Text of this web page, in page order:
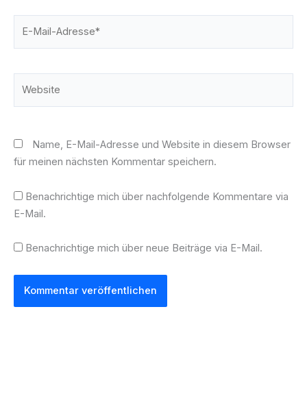
Name, E-Mail-Adresse und Website in diesem Browser
für meinen nächsten Kommentar speichern.
Benachrichtige mich über nachfolgende Kommentare via
E-Mail.
Benachrichtige mich über neue Beiträge via E-Mail.